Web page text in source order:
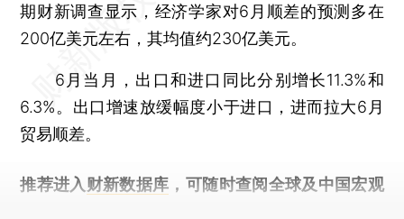
期财新调查显示，经济学家对6月顺差的预测多在
200亿美元左右，其均值约230亿美元。
6月当月，出口和进口同比分别增长11.3%和
6.3%。出口增速放缓幅度小于进口，进而拉大6月
贸易顺差。
推荐进入 财新数据库 ，可随时查阅全球及中国宏观